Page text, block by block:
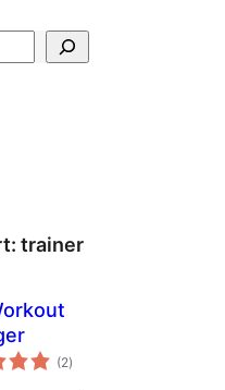
trainer
(2Bewertungen
insgesamt
)